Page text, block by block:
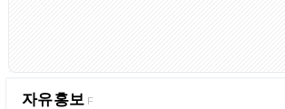
자유홍보 F